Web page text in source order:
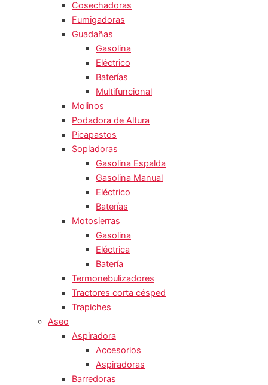
Cosechadoras
Fumigadoras
Guadañas
Gasolina
Eléctrico
Baterías
Multifuncional
Molinos
Podadora de Altura
Picapastos
Sopladoras
Gasolina Espalda
Gasolina Manual
Eléctrico
Baterías
Motosierras
Gasolina
Eléctrica
Batería
Termonebulizadores
Tractores corta césped
Trapiches
Aseo
Aspiradora
Accesorios
Aspiradoras
Barredoras